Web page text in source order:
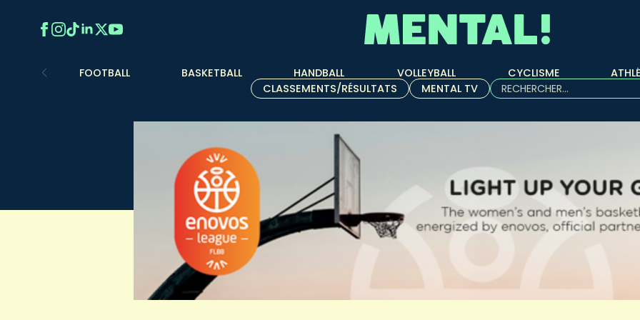
FOOTBALL BASKETBALL HANDBALL VOLLEYBALL CYCLISME
CLASSEMENTS/RÉSULTATS
MENTAL TV
Rechercher :